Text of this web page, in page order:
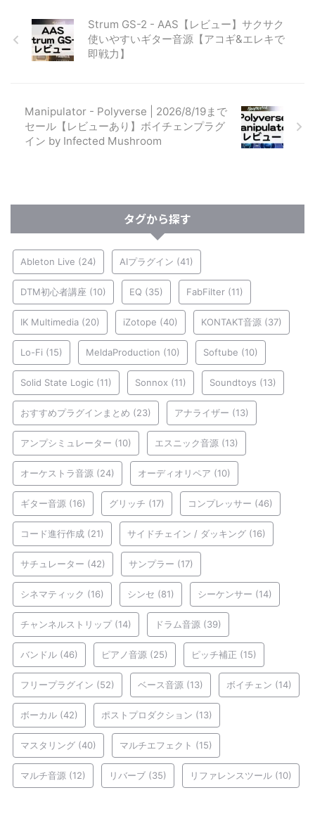
Strum GS-2 - AAS【レビュー】サクサク
使いやすいギター音源【アコギ&エレキで
即戦力】
Manipulator - Polyverse | 2026/8/19まで
セール【レビューあり】ボイチェンプラグ
イン by Infected Mushroom
タグから探す
Ableton Live (24) AIプラグイン (41)
DTM初心者講座 (10) EQ (35) FabFilter (11)
IK Multimedia (20) iZotope (40) KONTAKT音源 (37)
Lo-Fi (15) MeldaProduction (10) Softube (10)
Solid State Logic (11) Sonnox (11) Soundtoys (13)
おすすめプラグインまとめ (23) アナライザー (13)
アンプシミュレーター (10) エスニック音源 (13)
オーケストラ音源 (24) オーディオリペア (10)
ギター音源 (16) グリッチ (17) コンプレッサー (46)
コード進行作成 (21) サイドチェイン / ダッキング (16)
サチュレーター (42) サンプラー (17)
シネマティック (16) シンセ (81) シーケンサー (14)
チャンネルストリップ(14) ドラム音源 (39)
バンドル (46) ピアノ音源 (25) ピッチ補正 (15)
フリープラグイン (52) ベース音源 (13) ボイチェン (14)
ボーカル (42) ポストプロダクション (13)
マスタリング (40) マルチエフェクト (15)
マルチ音源 (12) リバーブ (35) リファレンスツール (10)